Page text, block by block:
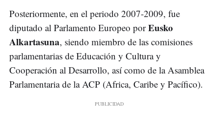
Posteriormente, en el periodo 2007-2009, fue
diputado al Parlamento Europeo porEusko
Alkartasuna, siendo miembro de las comisiones
parlamentarias de Educación y Cultura y
Cooperación al Desarrollo, así como de la Asamblea
Parlamentaria de la ACP (Africa, Caribe y Pacífico).